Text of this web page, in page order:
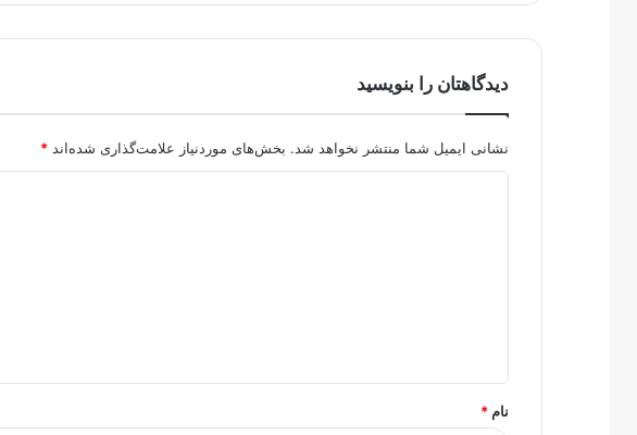
دیدگاهتان را بنویسید
نشانی ایمیل شما منتشر نخواهد شد. بخش‌های موردنیاز علامت‌گذاری شده‌اند *
*
نام *